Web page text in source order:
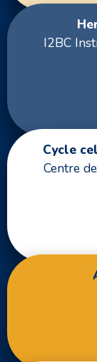
I2BC
Cycle
Centre